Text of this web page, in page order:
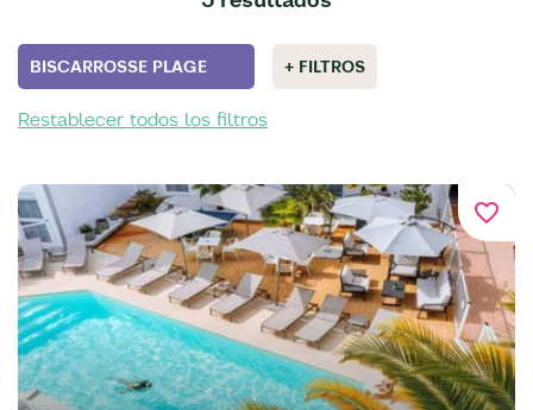
BISCARROSSE PLAGE + FILTROS
Restablecer todos los filtros
favorite_border